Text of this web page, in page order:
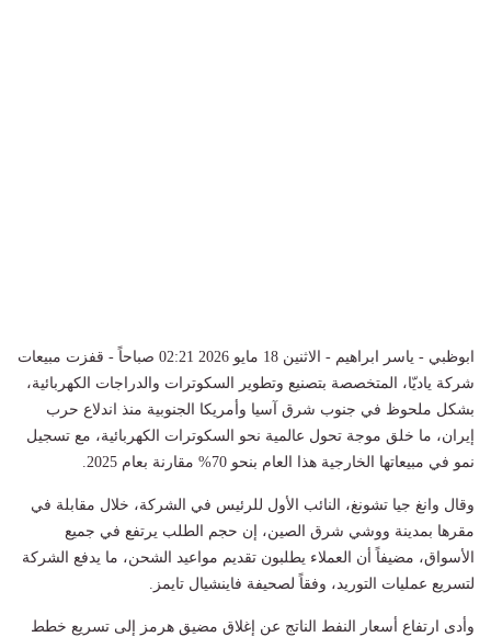
ابوظبي - ياسر ابراهيم - الاثنين 18 مايو 2026 02:21 صباحاً - قفزت مبيعات
شركة ياديّا، المتخصصة بتصنيع وتطوير السكوترات والدراجات الكهربائية،
بشكل ملحوظ في جنوب شرق آسيا وأمريكا الجنوبية منذ اندلاع حرب
إيران، ما خلق موجة تحول عالمية نحو السكوترات الكهربائية، مع تسجيل
نمو في مبيعاتها الخارجية هذا العام بنحو 70% مقارنة بعام 2025.
وقال وانغ جيا تشونغ، النائب الأول للرئيس في الشركة، خلال مقابلة في
مقرها بمدينة ووشي شرق الصين، إن حجم الطلب يرتفع في جميع
الأسواق، مضيفاً أن العملاء يطلبون تقديم مواعيد الشحن، ما يدفع الشركة
لتسريع عمليات التوريد، وفقاً لصحيفة فاينشيال تايمز.
وأدى ارتفاع أسعار النفط الناتج عن إغلاق مضيق هرمز إلى تسريع خطط